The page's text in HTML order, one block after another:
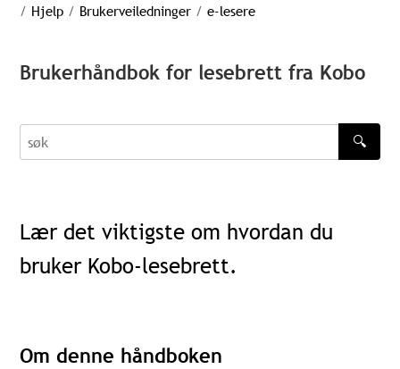
/ Hjelp / Brukerveiledninger / e-lesere
Brukerhåndbok for lesebrett fra Kobo
søk
🔍
Lær det viktigste om hvordan du
bruker Kobo-lesebrett.
Om denne håndboken